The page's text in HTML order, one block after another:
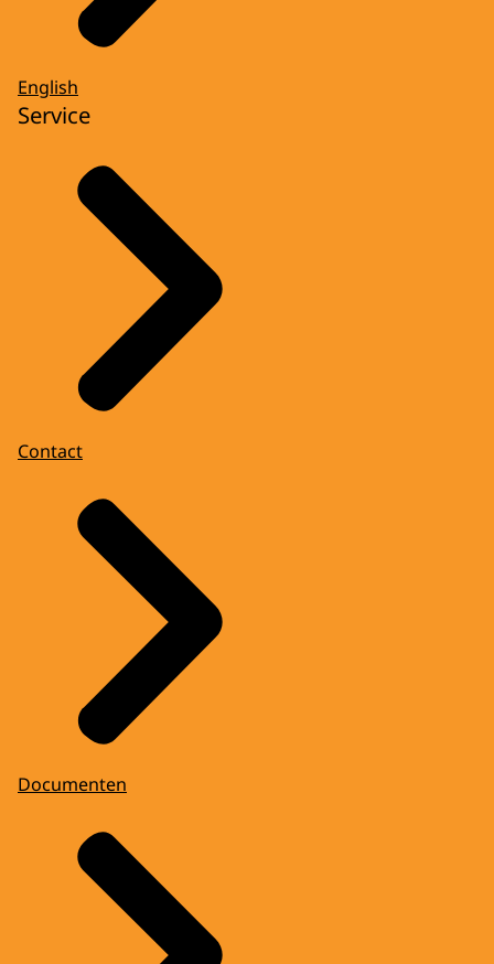
English
Service
Contact
Documenten